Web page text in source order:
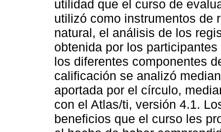
utilidad que el curso de
utilizó como instrumentos de
natural, el análisis de los
obtenida por los
los diferentes componentes
calificación se analizó
aportada por el círculo,
con el Atlas/ti, versión 4.1.
beneficios que el curso les